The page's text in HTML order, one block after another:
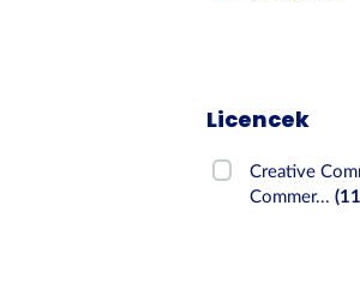
Licencek
Creative
Commer...